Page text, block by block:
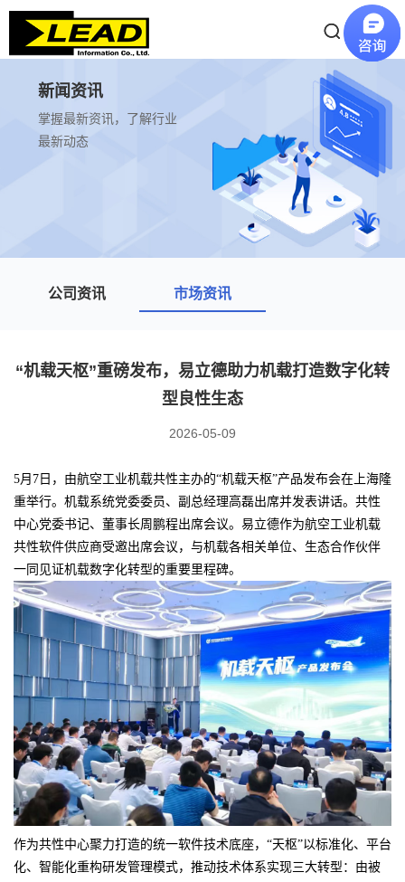
新闻资讯
掌握最新资讯，了解行业
最新动态
公司资讯 市场资讯
“机载天枢”重磅发布，易立德助力机载打造数字化转
型良性生态
2026-05-09
5月7日，由航空工业机载共性主办的“机载天枢”产品发布会在上海隆
重举行。机载系统党委委员、副总经理高磊出席并发表讲话。共性
中心党委书记、董事长周鹏程出席会议。易立德作为航空工业机载
共性软件供应商受邀出席会议，与机载各相关单位、生态合作伙伴
一同见证机载数字化转型的重要里程碑。
作为共性中心聚力打造的统一软件技术底座，“天枢”以标准化、平台
化、智能化重构研发管理模式，推动技术体系实现三大转型：由被